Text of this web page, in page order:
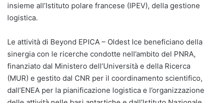
insieme all’Istituto polare francese (IPEV), della gestione
logistica.
Le attività di Beyond EPICA – Oldest Ice beneficiano della
sinergia con le ricerche condotte nell’ambito del PNRA,
finanziato dal Ministero dell’Università e della Ricerca
(MUR) e gestito dal CNR per il coordinamento scientifico,
dall’ENEA per la pianificazione logistica e l’organizzazione